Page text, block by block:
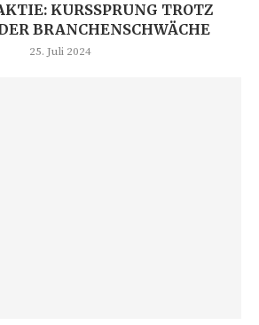
KURSSPRUNG TROTZ
BRANCHENSCHWÄCHE
25. Juli 2024